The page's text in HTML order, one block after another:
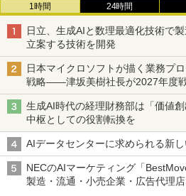
1時間 24時間
日立、生成AIと数理最適化技術で
立案する技術を開発
日本マイクロソフトが描く業務プ
戦略――津坂美樹社長が2027年度
生成AI時代の経理財務部は「価値
中枢としての役割転換を
AIデータセンターに求められる新
NECのAIマーケティング「
製造・流通・小売企業・広告代理